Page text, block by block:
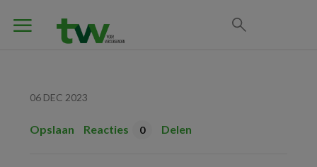
06 DEC 2023
Opslaan Reacties 0 Delen